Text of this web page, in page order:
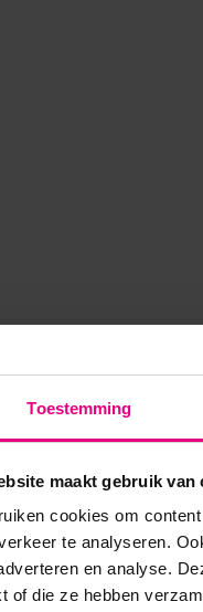
Toestemming
maakt gebruik van
cookies om
te analyseren.
en analyse.
of die ze hebben
a client-side exception